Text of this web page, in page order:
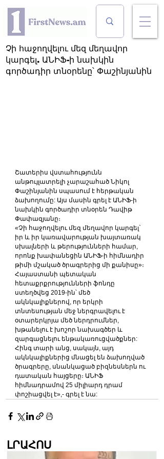
Չի հաջողվելու մեզ մեղավոր
կարգել. ԱՆԻՖ-ի նախկին
գործադիր տնօրենը՝ Փաշինյանին
Շատերիս վստահությունն
անթույլատրելի չարաշահած Նիկոլ
Փաշինյանին սպասում է հերթական
ձախողումը: Այս մասին գրել է ԱՆԻՖ-ի
նախկին գործադիր տնօրեն Դավիթ
Փափազյանը։
«Չի հաջողվելու մեզ մեղավոր կարգել`
իր և իր կառավարության խայտառակ
սխալների և թերությունների համար,
որոնք խափանեցին ԱՆԻՖ-ի հիմնադիր
թիմի մշակած ծրագրերից մի քանիսը»։
Հայաստանի պետական
հետաքրքրությունների ֆոնդը
ստեղծվեց 2019-ին՝ մեծ
ակնկալիքներով, որ երկրի
տնտեսության մեջ ներգրավելու է
օտարերկրյա մեծ ներդրումներ,
խթանելու է խոշոր նախագծեր և
զարգացնելու ենթակառուցվածքներ:
Հինգ տարի անց, սակայն, այդ
ակնկալիքներից մնացել են ձախողված
ծրագրերը, սնանկացած բիզնեսներն ու
դատական հայցերը։ ԱՆԻՖ
հիմնադրամով 25 միլիարդ դրամ
փոշիացվել է»,- գրել է նա:
ԼՐԱՀՈՍ